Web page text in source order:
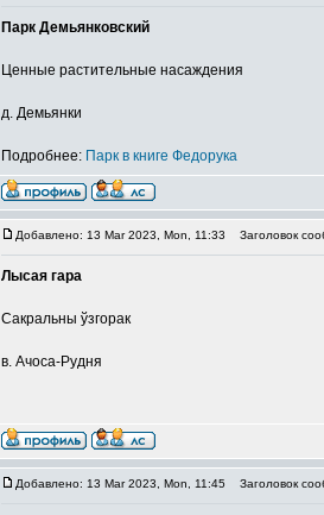
Парк Демьянковский
Ценные растительные насаждения
д. Демьянки
Подробнее: Парк в книге Федорука
Добавлено: 13 Mar 2023, Mon, 11:33 Заголовок
Лысая гара
Сакральны ўзгорак
в. Ачоса-Рудня
Добавлено: 13 Mar 2023, Mon, 11:45 Заголовок